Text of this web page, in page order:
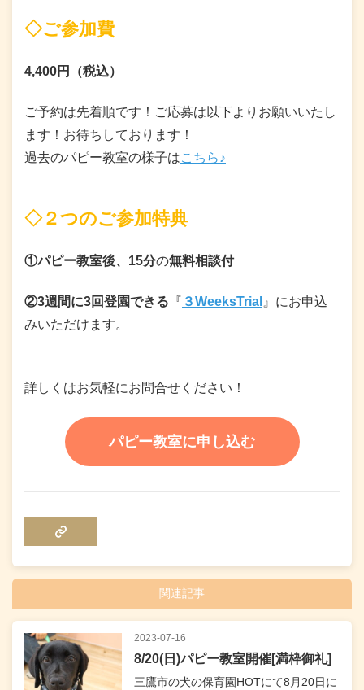
◇ご参加費
4,400円（税込）
ご予約は先着順です！ご応募は以下よりお願いいたし
ます！お待ちしております！
過去のパピー教室の様子はこちら♪
◇２つのご参加特典
①パピー教室後、 15分の無料相談付
②3週間に3回登園できる 『 ３WeeksTrial 』にお申込
みいただけます。
詳しくはお気軽にお問合せください！
パピー教室に申し込む
関連記事
2023-07-16
8/20(日)パピー教室開催[満枠御礼]
三鷹市の犬の保育園HOTにて8月20日に